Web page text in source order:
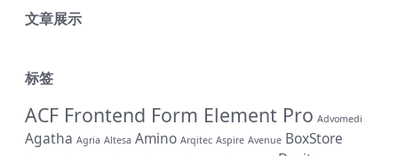
文章展示
标签
ACF Frontend Form Element Pro Advomedi
Agatha Agria Altesa Amino Arqitec Aspire Avenue BoxStore